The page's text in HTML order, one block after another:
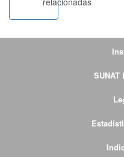
SUNAT